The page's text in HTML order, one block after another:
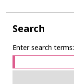
Search
Enter search terms: